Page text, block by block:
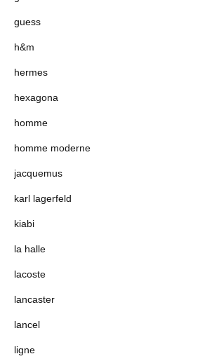
guess
h&m
hermes
hexagona
homme
homme moderne
jacquemus
karl lagerfeld
kiabi
la halle
lacoste
lancaster
lancel
ligne